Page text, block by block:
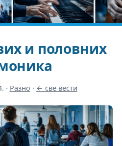
и половних
· Разно · ← све вести